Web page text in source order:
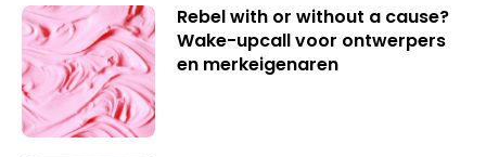
Rebel with or without a cause?
Wake-upcall voor ontwerpers
en merkeigenaren